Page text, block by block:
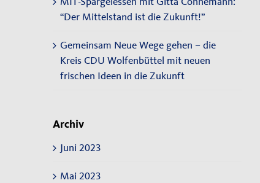
“Der Mittelstand ist die Zukunft!”
Gemeinsam Neue Wege gehen – die
Kreis CDU Wolfenbüttel mit neuen
frischen Ideen in die Zukunft
Archiv
Juni 2023
Mai 2023